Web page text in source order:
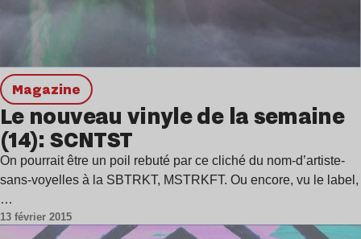
magazine
Le nouveau vinyle de la semaine
(14): SCNTST
On pourrait être un poil rebuté par ce cliché du nom-d’artiste-
sans-voyelles à la SBTRKT, MSTRKFT. Ou encore, vu le label,
…
13 février 2015